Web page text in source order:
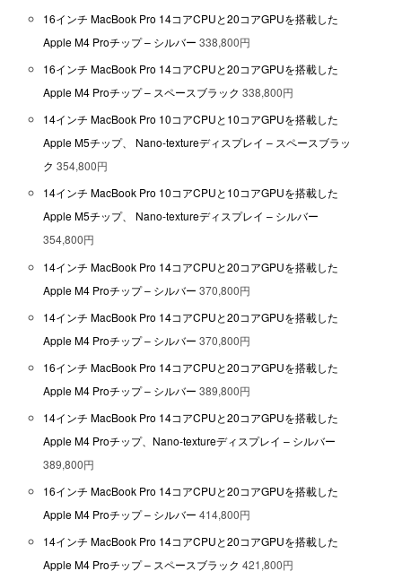
16インチ MacBook Pro 14コアCPUと20コアGPUを搭載した
Apple M4 Proチップ – シルバー 338,800円
16インチ MacBook Pro 14コアCPUと20コアGPUを搭載した
Apple M4 Proチップ – スペースブラック 338,800円
14インチ MacBook Pro 10コアCPUと10コアGPUを搭載した
Apple M5チップ、 Nano-textureディスプレイ – スペースブラッ
ク 354,800円
14インチ MacBook Pro 10コアCPUと10コアGPUを搭載した
Apple M5チップ、 Nano-textureディスプレイ – シルバー
354,800円
14インチ MacBook Pro 14コアCPUと20コアGPUを搭載した
Apple M4 Proチップ – シルバー 370,800円
14インチ MacBook Pro 14コアCPUと20コアGPUを搭載した
Apple M4 Proチップ – シルバー 370,800円
16インチ MacBook Pro 14コアCPUと20コアGPUを搭載した
Apple M4 Proチップ – シルバー 389,800円
14インチ MacBook Pro 14コアCPUと20コアGPUを搭載した
Apple M4 Proチップ、Nano-textureディスプレイ – シルバー
389,800円
16インチ MacBook Pro 14コアCPUと20コアGPUを搭載した
Apple M4 Proチップ – シルバー 414,800円
14インチ MacBook Pro 14コアCPUと20コアGPUを搭載した
Apple M4 Proチップ – スペースブラック 421,800円